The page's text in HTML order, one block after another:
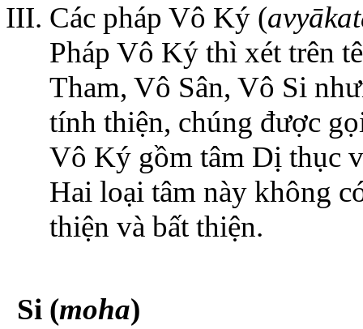
Các pháp Vô Ký (
Pháp Vô Ký thì xét trên
Tham, Vô Sân, Vô Si
tính thiện, chúng được
Vô Ký gồm tâm Dị thục
Hai loại tâm này không
thiện và bất thiện.
Si (moha)